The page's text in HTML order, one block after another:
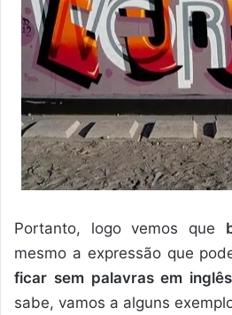
Portanto, logo vemos que
mesmo a expressão que
ficar sem palavras em inglês
sabe, vamos a alguns